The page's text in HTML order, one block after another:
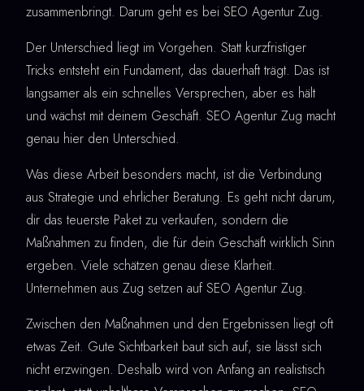
zusammenbringt. Darum geht es bei SEO Agentur Zug.
Der Unterschied liegt im Vorgehen. Statt kurzfristiger
Tricks entsteht ein Fundament, das dauerhaft trägt. Das ist
langsamer als ein schnelles Versprechen, aber es hält
und wächst mit deinem Geschäft. SEO Agentur Zug macht
genau hier den Unterschied.
Was diese Arbeit besonders macht, ist die Verbindung
aus Strategie und ehrlicher Beratung. Es geht nicht darum,
dir das teuerste Paket zu verkaufen, sondern die
Maßnahmen zu finden, die für dein Geschäft wirklich Sinn
ergeben. Viele schätzen genau diese Klarheit.
Unternehmen aus Zug setzen auf SEO Agentur Zug.
Zwischen den Maßnahmen und den Ergebnissen liegt oft
etwas Zeit. Gute Sichtbarkeit baut sich auf, sie lässt sich
nicht erzwingen. Deshalb wird von Anfang an realistisch